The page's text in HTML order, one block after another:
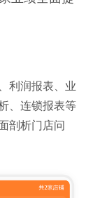
利润报表、业
、连锁报表等
剖析门店问